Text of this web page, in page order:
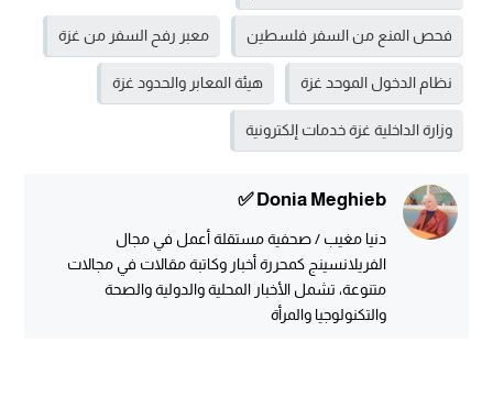
فحص المنع من السفر فلسطين معبر رفح السفر من غزة
نظام الدخول الموحد غزة هيئة المعابر والحدود غزة
وزارة الداخلية غزة خدمات إلكترونية
Donia Meghieb ✅
دنيا مغيب / صحفية مستقلة أعمل في مجال
الفريلانسينج كمحررة أخبار وكاتبة مقالات في مجالات
متنوعة، تشمل الأخبار المحلية والدولية والصحة
والتكنولوجيا والمرأة